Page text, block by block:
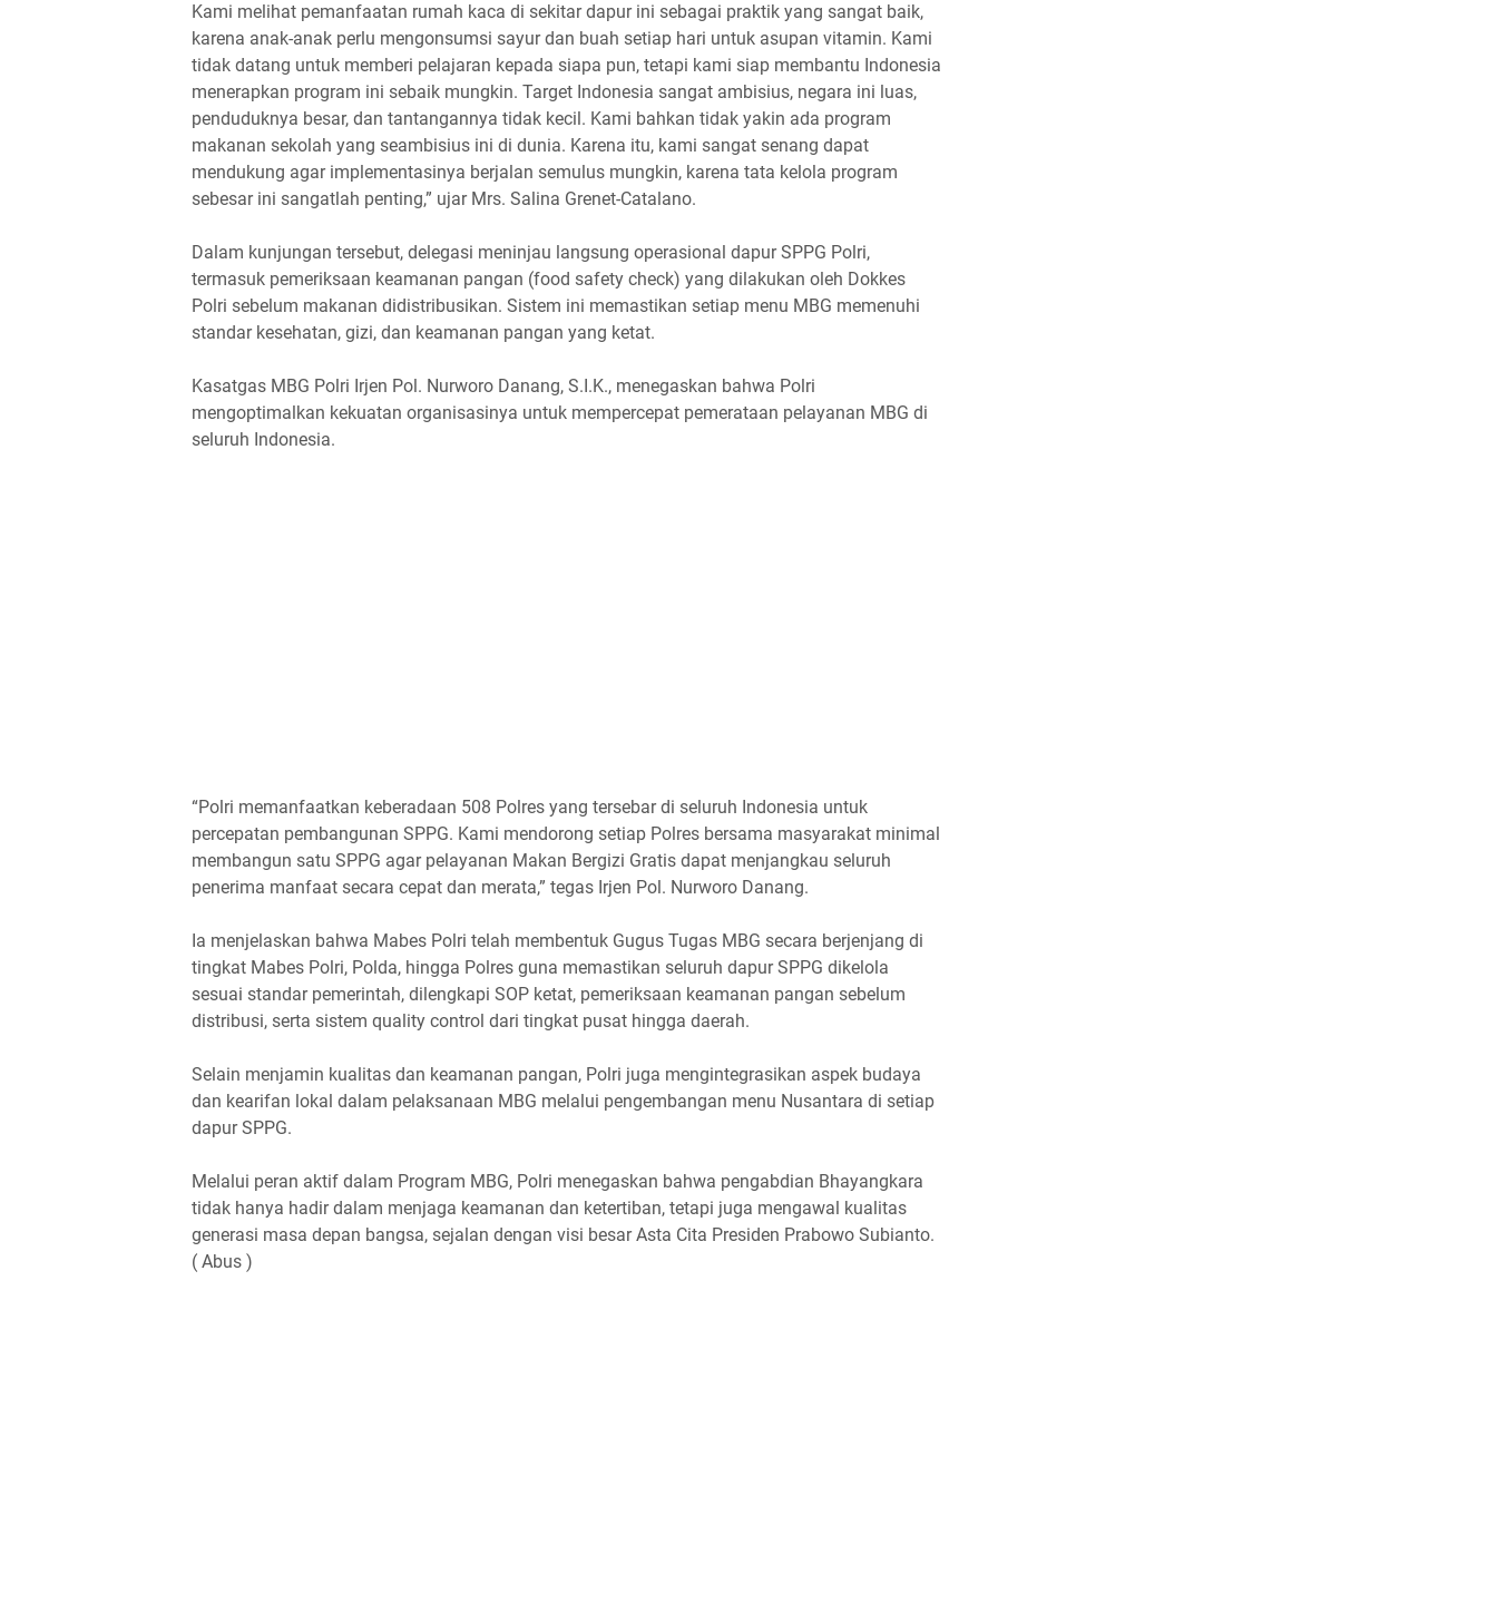
Kami melihat pemanfaatan rumah kaca di sekitar dapur ini sebagai praktik yang sangat baik,
karena anak-anak perlu mengonsumsi sayur dan buah setiap hari untuk asupan vitamin. Kami
tidak datang untuk memberi pelajaran kepada siapa pun, tetapi kami siap membantu Indonesia
menerapkan program ini sebaik mungkin. Target Indonesia sangat ambisius, negara ini luas,
penduduknya besar, dan tantangannya tidak kecil. Kami bahkan tidak yakin ada program
makanan sekolah yang seambisius ini di dunia. Karena itu, kami sangat senang dapat
mendukung agar implementasinya berjalan semulus mungkin, karena tata kelola program
sebesar ini sangatlah penting,” ujar Mrs. Salina Grenet-Catalano.
Dalam kunjungan tersebut, delegasi meninjau langsung operasional dapur SPPG Polri,
termasuk pemeriksaan keamanan pangan (food safety check) yang dilakukan oleh Dokkes
Polri sebelum makanan didistribusikan. Sistem ini memastikan setiap menu MBG memenuhi
standar kesehatan, gizi, dan keamanan pangan yang ketat.
Kasatgas MBG Polri Irjen Pol. Nurworo Danang, S.I.K., menegaskan bahwa Polri
mengoptimalkan kekuatan organisasinya untuk mempercepat pemerataan pelayanan MBG di
seluruh Indonesia.
“Polri memanfaatkan keberadaan 508 Polres yang tersebar di seluruh Indonesia untuk
percepatan pembangunan SPPG. Kami mendorong setiap Polres bersama masyarakat minimal
membangun satu SPPG agar pelayanan Makan Bergizi Gratis dapat menjangkau seluruh
penerima manfaat secara cepat dan merata,” tegas Irjen Pol. Nurworo Danang.
Ia menjelaskan bahwa Mabes Polri telah membentuk Gugus Tugas MBG secara berjenjang di
tingkat Mabes Polri, Polda, hingga Polres guna memastikan seluruh dapur SPPG dikelola
sesuai standar pemerintah, dilengkapi SOP ketat, pemeriksaan keamanan pangan sebelum
distribusi, serta sistem quality control dari tingkat pusat hingga daerah.
Selain menjamin kualitas dan keamanan pangan, Polri juga mengintegrasikan aspek budaya
dan kearifan lokal dalam pelaksanaan MBG melalui pengembangan menu Nusantara di setiap
dapur SPPG.
Melalui peran aktif dalam Program MBG, Polri menegaskan bahwa pengabdian Bhayangkara
tidak hanya hadir dalam menjaga keamanan dan ketertiban, tetapi juga mengawal kualitas
generasi masa depan bangsa, sejalan dengan visi besar Asta Cita Presiden Prabowo Subianto.
( Abus )